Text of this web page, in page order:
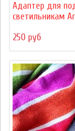
Адаптер для
светильникам
250 руб